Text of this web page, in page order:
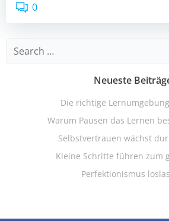
0
Search
Neueste
Die richtige
Warum Pausen das Lernen
Selbstvertrauen wächst
Kleine Schritte führen zum
Perfektionismus